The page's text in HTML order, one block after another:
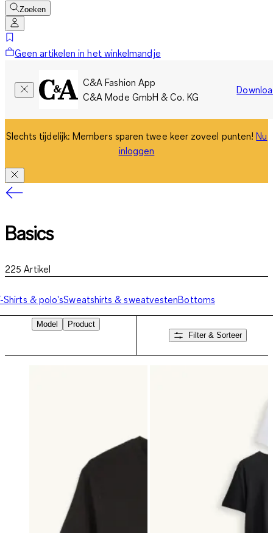
Zoeken
Geen artikelen in het winkelmandje
C&A Fashion App
C&A Mode GmbH & Co. KG
Slechts tijdelijk: Members sparen twee keer zoveel punten!Nu
inloggen
Basics
225 Artikel
Shirts & polo'sSweatshirts & sweatvestenBottoms
Model
Product
Filter & Sorteer